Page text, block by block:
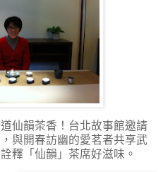
仙韻茶香！台北故事館邀請
與開春訪幽的愛茗者共享武
釋「仙韻」茶席好滋味。